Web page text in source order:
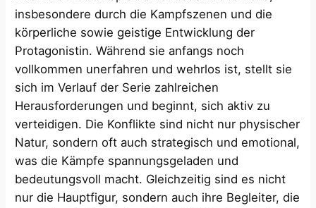
insbesondere durch die Kampfszenen und die
körperliche sowie geistige Entwicklung der
Protagonistin. Während sie anfangs noch
vollkommen unerfahren und wehrlos ist, stellt sie
sich im Verlauf der Serie zahlreichen
Herausforderungen und beginnt, sich aktiv zu
verteidigen. Die Konflikte sind nicht nur physischer
Natur, sondern oft auch strategisch und emotional,
was die Kämpfe spannungsgeladen und
bedeutungsvoll macht. Gleichzeitig sind es nicht
nur die Hauptfigur, sondern auch ihre Begleiter, die